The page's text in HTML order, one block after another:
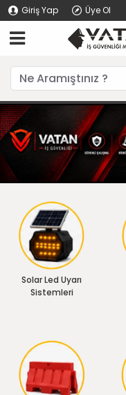
Giriş Yap Üye Ol
Solar Led Uyarı
Sistemleri